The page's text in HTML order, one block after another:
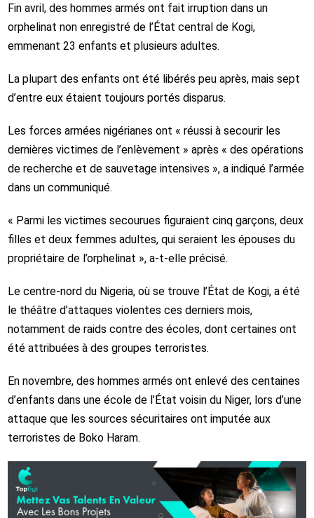
Fin avril, des hommes armés ont fait irruption dans un
orphelinat non enregistré de l’État central de Kogi,
emmenant 23 enfants et plusieurs adultes.
La plupart des enfants ont été libérés peu après, mais sept
d’entre eux étaient toujours portés disparus.
Les forces armées nigérianes ont « réussi à secourir les
dernières victimes de l’enlèvement » après « des opérations
de recherche et de sauvetage intensives », a indiqué l’armée
dans un communiqué.
« Parmi les victimes secourues figuraient cinq garçons, deux
filles et deux femmes adultes, qui seraient les épouses du
propriétaire de l’orphelinat », a-t-elle précisé.
Le centre-nord du Nigeria, où se trouve l’État de Kogi, a été
le théâtre d’attaques violentes ces derniers mois,
notamment de raids contre des écoles, dont certaines ont
été attribuées à des groupes terroristes.
En novembre, des hommes armés ont enlevé des centaines
d’enfants dans une école de l’État voisin du Niger, lors d’une
attaque que les sources sécuritaires ont imputée aux
terroristes de Boko Haram.